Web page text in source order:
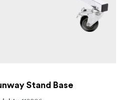
Stand Base